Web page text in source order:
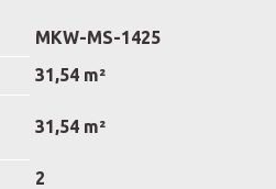
MKW-MS-1425
31,54 m²
31,54 m²
2